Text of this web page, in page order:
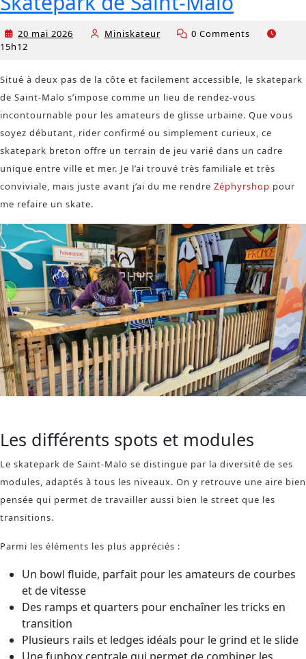
20 mai 2026 Miniskateur Miniskateur
0 Comments
15h12
Situé à deux pas de la côte et facilement accessible, le skatepark
de Saint-Malo s’impose comme un lieu de rendez-vous
incontournable pour les amateurs de glisse urbaine. Que vous
soyez débutant, rider confirmé ou simplement curieux, ce
skatepark breton offre un terrain de jeu varié dans un cadre
unique entre ville et mer. Je l’ai trouvé très familiale et très
conviviale, mais juste avant j’ai du me rendre Zéphyrshop pour
me refaire un skate.
Les différents spots et modules
Le skatepark de Saint-Malo se distingue par la diversité de ses
modules, adaptés à tous les niveaux. On y retrouve une aire bien
pensée qui permet de travailler aussi bien le street que les
transitions.
Parmi les éléments les plus appréciés :
Un bowl fluide, parfait pour les amateurs de courbes
et de vitesse
Des ramps et quarters pour enchaîner les tricks en
transition
Plusieurs rails et ledges idéals pour le grind et le slide